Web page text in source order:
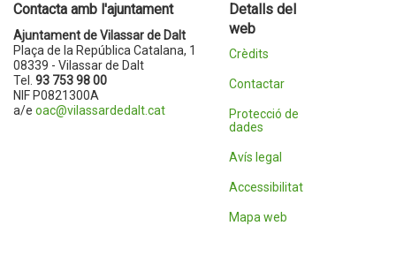
Contacta amb l'ajuntament
Ajuntament de Vilassar de Dalt
Plaça de la República Catalana, 1
08339 - Vilassar de Dalt
Tel. 93 753 98 00
NIF P0821300A
a/e oac@vilassardedalt.cat
Detalls del
web
Crèdits
Contactar
Protecció de
dades
Avís legal
Accessibilitat
Mapa web